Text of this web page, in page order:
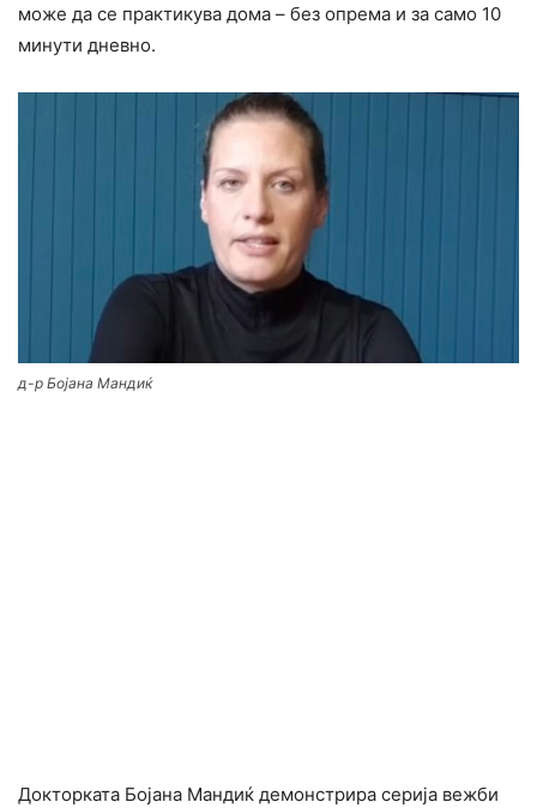
може да се практикува дома – без опрема и за само 10
минути дневно.
д-р Бојана Мандиќ
Докторката Бојана Мандиќ демонстрира серија вежби